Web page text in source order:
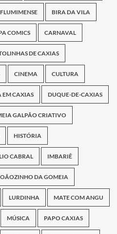
BIRA DA VILA
COMICS CARNAVAL
DE CAXIAS
CINEMA CULTURA
EM CAXIAS DUQUE-DE-CAXIAS
GALPÃO CRIATIVO
HISTÓRIA
CABRAL IMBARIÊ
DA GOMEIA
LURDINHA MATE COM ANGU
MÚSICA PAPO CAXIAS